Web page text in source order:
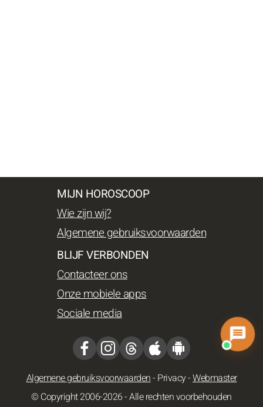
MIJN HOROSCOOP
Wie zijn wij?
Algemene gebruiksvoorwaarden
BLIJF VERBONDEN
Contacteer ons
Onze mobiele apps
Sociale media
Algemene gebruiksvoorwaarden- Privacy-Webmaster
© Copyright 2006-2026 - Alle rechten voorbehouden